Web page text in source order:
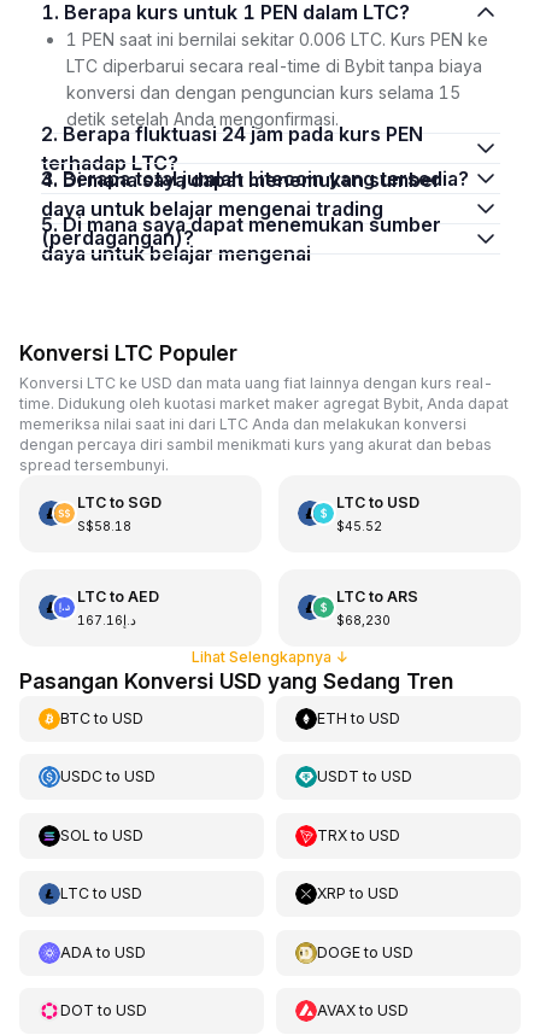
1. Berapa kurs untuk 1 PEN dalam LTC?
1 PEN saat ini bernilai sekitar 0.006 LTC. Kurs PEN ke
LTC diperbarui secara real-time di Bybit tanpa biaya
konversi dan dengan penguncian kurs selama 15
detik setelah Anda mengonfirmasi.
2. Berapa fluktuasi 24 jam pada kurs PEN
terhadap LTC?
3. Berapa total jumlah Litecoin yang tersedia?
4. Di mana saya dapat menemukan sumber
daya untuk belajar mengenai trading
(perdagangan)?
5. Di mana saya dapat menemukan sumber
daya untuk belajar mengenai
Konversi LTC Populer
Konversi LTC ke USD dan mata uang fiat lainnya dengan kurs real-
time. Didukung oleh kuotasi market maker agregat Bybit, Anda dapat
memeriksa nilai saat ini dari LTC Anda dan melakukan konversi
dengan percaya diri sambil menikmati kurs yang akurat dan bebas
spread tersembunyi.
LTCto SGD
S$58.18
LTCto USD
$45.52
LTCto AED
د.إ167.16
LTCto ARS
$68,230
Lihat Selengkapnya ↓
Pasangan Konversi USD yang Sedang Tren
BTCto USD ETH toUSD
USDCto USD USDT toUSD
SOL to USD TRXtoUSD
LTCto USD XRP toUSD
ADA to USD DOGEtoUSD
DOT to USD AVAXtoUSD